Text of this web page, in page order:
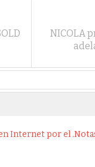
NICOLA
Internet por el